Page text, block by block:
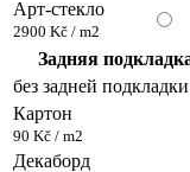
Арт-стекло
2900 Kč / m2
Задняя
без задней подкладки
Картон
90 Kč / m2
Декаборд